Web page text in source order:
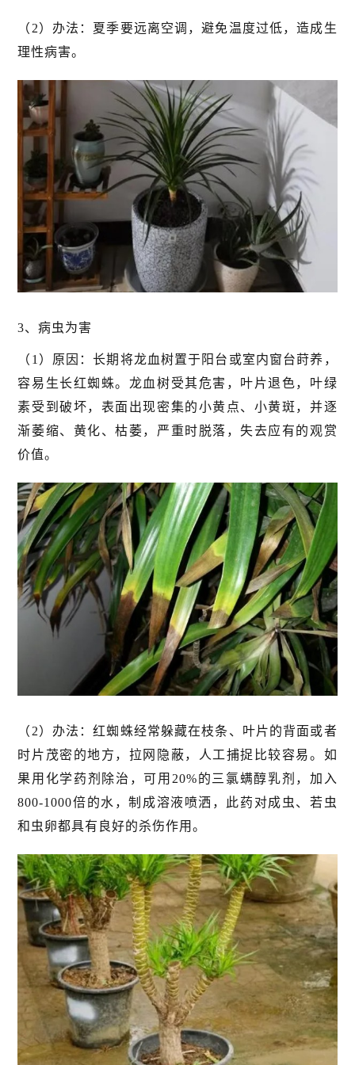
（2）办法：夏季要远离空调，避免温度过低，造成生
理性病害。
3、病虫为害
（1）原因：长期将龙血树置于阳台或室内窗台莳养，
容易生长红蜘蛛。龙血树受其危害，叶片退色，叶绿
素受到破坏，表面出现密集的小黄点、小黄斑，并逐
渐萎缩、黄化、枯萎，严重时脱落，失去应有的观赏
价值。
（2）办法：红蜘蛛经常躲藏在枝条、叶片的背面或者
时片茂密的地方，拉网隐蔽，人工捕捉比较容易。如
果用化学药剂除治，可用20%的三氯螨醇乳剂，加入
800-1000倍的水，制成溶液喷洒，此药对成虫、若虫
和虫卵都具有良好的杀伤作用。